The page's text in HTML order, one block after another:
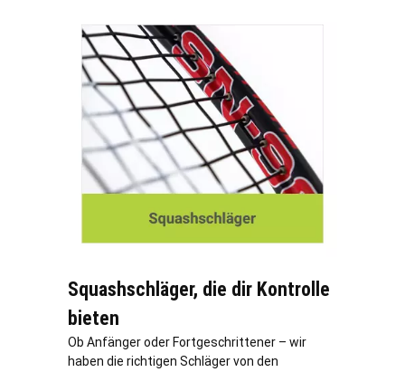
Squashschläger, die dir Kontrolle
bieten
Ob Anfänger oder Fortgeschrittener – wir
haben die richtigen Schläger von den